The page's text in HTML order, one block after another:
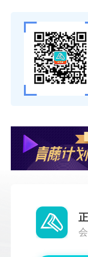
建筑部分
考试难度
比较高，只要
能忽视这一部
力，需要考生
考试难度
般不会超纲；
比较少，部分